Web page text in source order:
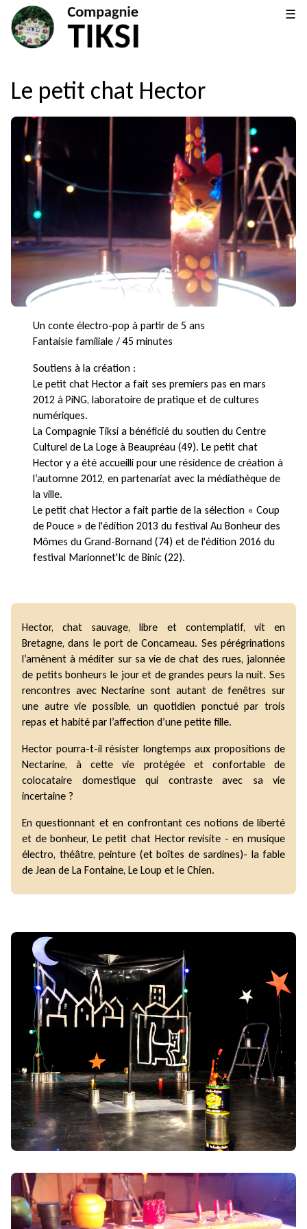
☰
Le petit chat Hector
Un conte électro-pop à partir de 5 ans
Fantaisie familiale / 45 minutes
Soutiens à la création :
Le petit chat Hector a fait ses premiers pas en mars
2012 à PiNG, laboratoire de pratique et de cultures
numériques.
La Compagnie Tiksi a bénéficié du soutien du Centre
Culturel de La Loge à Beaupréau (49). Le petit chat
Hector y a été accueilli pour une résidence de création à
l’automne 2012, en partenariat avec la médiathèque de
la ville.
Le petit chat Hector a fait partie de la sélection « Coup
de Pouce » de l'édition 2013 du festival Au Bonheur des
Mômes du Grand-Bornand (74) et de l'édition 2016 du
festival Marionnet'Ic de Binic (22).
Hector, chat sauvage, libre et contemplatif, vit en
Bretagne, dans le port de Concarneau. Ses pérégrinations
l’amènent à méditer sur sa vie de chat des rues, jalonnée
de petits bonheurs le jour et de grandes peurs la nuit. Ses
rencontres avec Nectarine sont autant de fenêtres sur
une autre vie possible, un quotidien ponctué par trois
repas et habité par l’affection d’une petite fille.
Hector pourra-t-il résister longtemps aux propositions de
Nectarine, à cette vie protégée et confortable de
colocataire domestique qui contraste avec sa vie
incertaine ?
En questionnant et en confrontant ces notions de liberté
et de bonheur, Le petit chat Hector revisite - en musique
électro, théâtre, peinture (et boîtes de sardines)- la fable
de Jean de La Fontaine, Le Loup et le Chien.